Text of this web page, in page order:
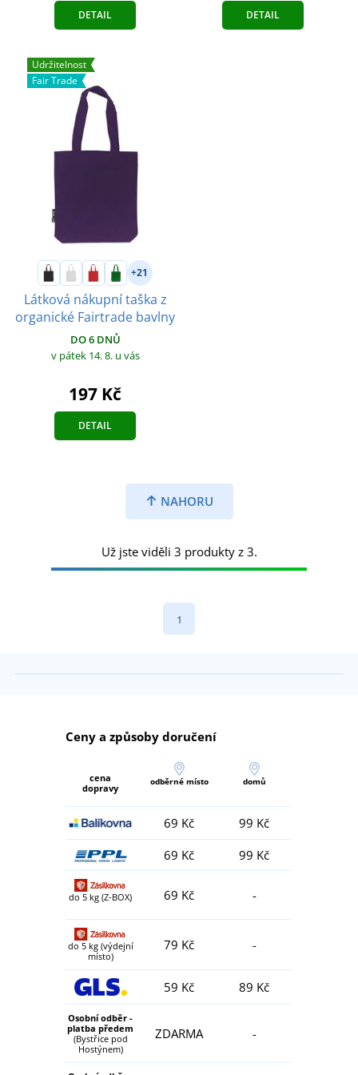
DETAIL DETAIL
Udržitelnost
Fair Trade
+21
Látková nákupní taška z
organické Fairtrade bavlny
DO 6 DNŮ
v pátek 14. 8. u vás
197 Kč
DETAIL
NAHORU
Už jste viděli 3 produkty z 3.
1
Ceny a způsoby doručení
cena
dopravy
odběrné místo domů
69 Kč
99 Kč
69 Kč
99 Kč
do 5 kg (Z-BOX) 69 Kč -
do 5 kg (výdejní
místo)
79 Kč -
59 Kč 89 Kč
Osobní odběr -
platba předem
(Bystřice pod
Hostýnem)
ZDARMA -